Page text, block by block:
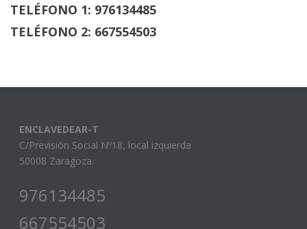
TELÉFONO 1: 976134485
TELÉFONO 2: 667554503
ENCLAVEDEAR-T
C/Previsión Social Nº18, local izquierda
50008 Zaragoza.
976134485
667554503